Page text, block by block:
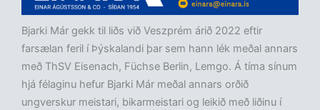
Bjarki Már gekk til liðs við Veszprém árið 2022 eftir
farsælan feril í Þýskalandi þar sem hann lék meðal annars
með ThSV Eisenach, Füchse Berlin, Lemgo. Á tíma sínum
hjá félaginu hefur Bjarki Már meðal annars orðið
ungverskur meistari, bikarmeistari og leikið með liðinu í